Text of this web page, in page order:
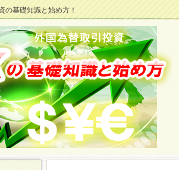
の基礎知識と始め方！